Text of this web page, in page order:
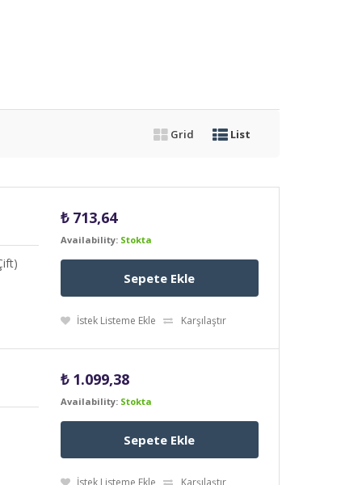
Grid List
₺713,64
Availability: Stokta
Sepete Ekle
İstek Listeme Ekle Karşılaştır
₺1.099,38
Availability: Stokta
Sepete Ekle
İstek Listeme Ekle Karşılaştır